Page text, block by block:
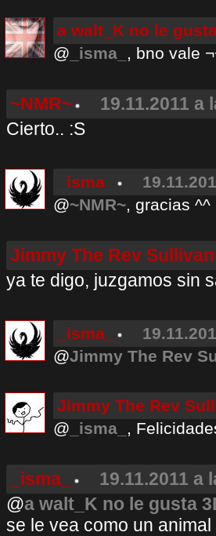
a walt_K no le
@ _isma_ , bno vale
~NMR~
19.11.2011 a
Cierto.. :S
_isma_
@~NMR~, gracias ^^
Jimmy The Rev Sullivan
ya te digo, juzgamos sin
_isma_
@Jimmy The Rev
Jimmy The Rev
@ _isma_ ,
_isma_
19.11.2011 a
@a walt_K no le gusta
se le vea como un